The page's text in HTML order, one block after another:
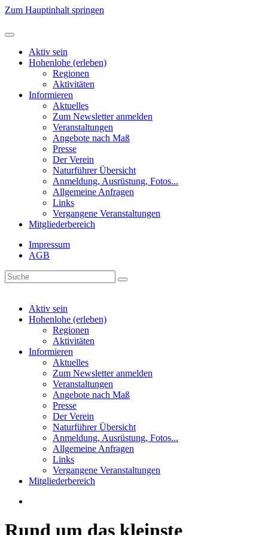
Zum Hauptinhalt springen
Aktiv sein
Hohenlohe (erleben)
Regionen
Aktivitäten
Informieren
Aktuelles
Zum Newsletter anmelden
Veranstaltungen
Angebote nach Maß
Presse
Der Verein
Naturführer Übersicht
Anmeldung, Ausrüstung, Fotos...
Allgemeine Anfragen
Links
Vergangene Veranstaltungen
Mitgliederbereich
Impressum
AGB
Aktiv sein
Hohenlohe (erleben)
Regionen
Aktivitäten
Informieren
Aktuelles
Zum Newsletter anmelden
Veranstaltungen
Angebote nach Maß
Presse
Der Verein
Naturführer Übersicht
Anmeldung, Ausrüstung, Fotos...
Allgemeine Anfragen
Links
Vergangene Veranstaltungen
Mitgliederbereich
Rund um das kleinste